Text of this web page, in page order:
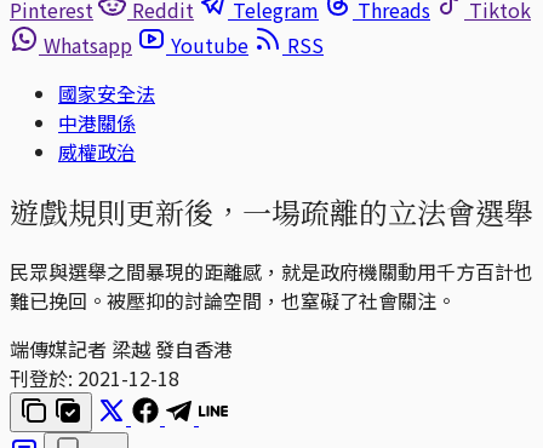
Pinterest
Reddit Telegram Threads
Tiktok
Whatsapp
Youtube
RSS
國家安全法
中港關係
威權政治
遊戲規則更新後，一場疏離的立法會選舉
民眾與選舉之間暴現的距離感，就是政府機關動用千方百計也
難已挽回。被壓抑的討論空間，也窒礙了社會關注。
端傳媒記者 梁越 發自香港
刊登於: 2021-12-18